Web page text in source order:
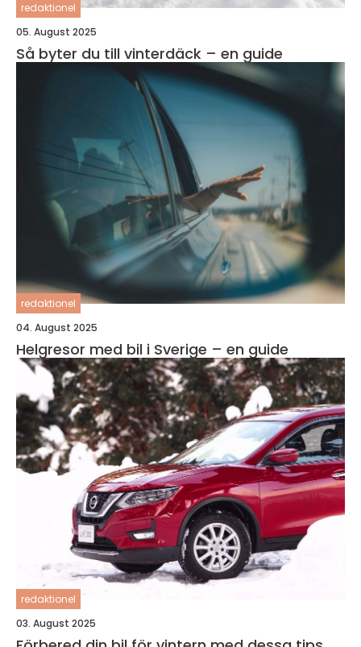
redaktionel
05. August 2025
Så byter du till vinterdäck – en guide
redaktionel
04. August 2025
Helgresor med bil i Sverige – en guide
redaktionel
03. August 2025